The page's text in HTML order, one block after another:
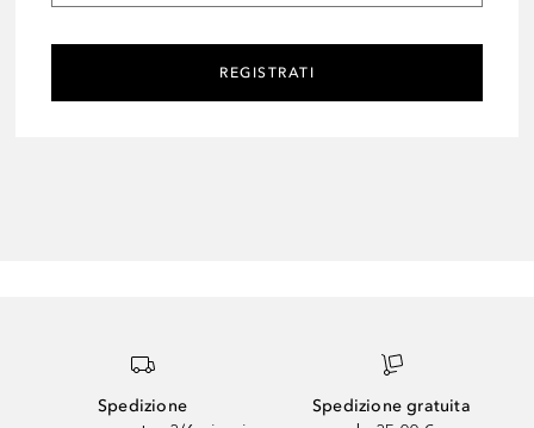
REGISTRATI
Spedizione
Spedizione gratuita